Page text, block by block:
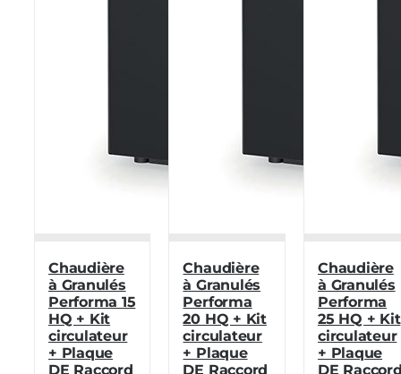
Chaudière
à Granulés
Performa 15
HQ + Kit
circulateur
+ Plaque
DE Raccord
Chaudière
à Granulés
Performa
20 HQ + Kit
circulateur
+ Plaque
DE Raccord
Chaudière
à Granulés
Performa
25 HQ + Kit
circulateur
+ Plaque
DE